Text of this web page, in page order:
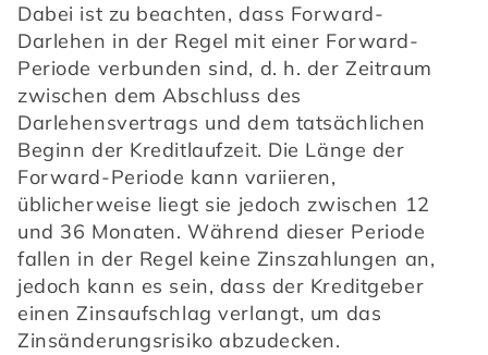
Dabei ist zu beachten, dass Forward-
Darlehen in der Regel mit einer Forward-
Periode verbunden sind, d. h. der Zeitraum
zwischen dem Abschluss des
Darlehensvertrags und dem tatsächlichen
Beginn der Kreditlaufzeit. Die Länge der
Forward-Periode kann variieren,
üblicherweise liegt sie jedoch zwischen 12
und 36 Monaten. Während dieser Periode
fallen in der Regel keine Zinszahlungen an,
jedoch kann es sein, dass der Kreditgeber
einen Zinsaufschlag verlangt, um das
Zinsänderungsrisiko abzudecken.